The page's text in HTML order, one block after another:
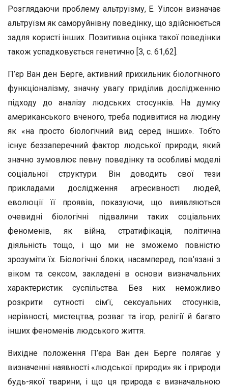
Розглядаючи проблему альтруїзму, Е. Уілсон визначає
альтруїзм як саморуйнівну поведінку, що здійснюється
задля користі інших. Позитивна оцінка такої поведінки
також успадковується генетично [З, с. 61,62].
П’єр Ван ден Берге, активний прихильник біологічного
функціоналізму, значну увагу приділив дослідженню
підходу до аналізу людських стосунків. На думку
американського вченого, треба подивитися на людину
як «на просто біологічний вид серед інших». Тобто
існує беззаперечний фактор людської природи, який
значно зумовлює певну поведінку та особливі моделі
соціальної структури. Він доводить свої тези
прикладами дослідження агресивності людей,
еволюції її проявів, показуючи, що виявляються
очевидні біологічні підвалини таких соціальних
феноменів, як війна, стратифікація, політична
діяльність тощо, і що ми не зможемо повністю
зрозуміти їх. Біологічні блоки, насамперед, пов’язані з
віком та сексом, закладені в основи визначальних
характеристик суспільства. Без них неможливо
розкрити сутності сім’ї, сексуальних стосунків,
нерівності, мистецтва, розваг та ігор, релігії й багато
інших феноменів людського життя.
Вихідне положення П’єра Ван ден Берге полягає у
визначенні наявності «людської природи» як і природи
будь-якої тварини, і що ця природа є визначальною